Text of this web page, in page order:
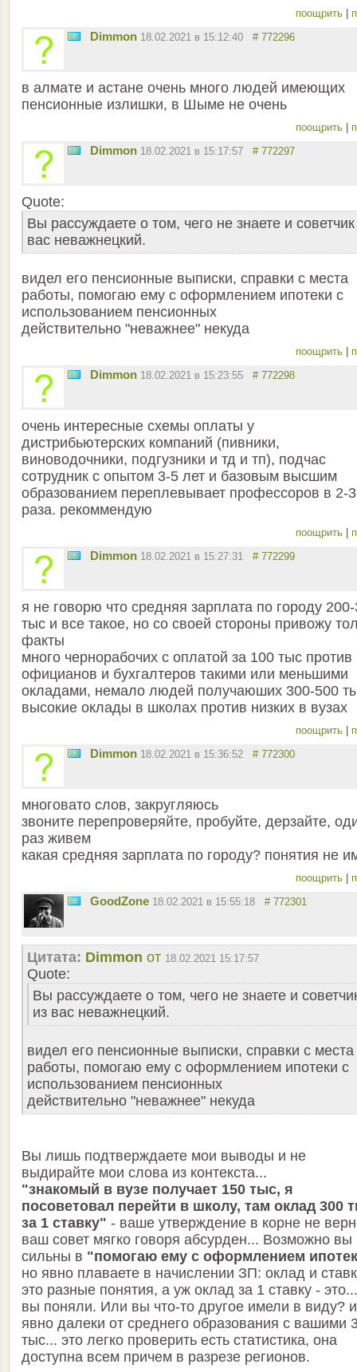
поощрить
Dimmon 18.02.2021 в 15:12:40 # 772296
в алмате и астане очень много людей имеющих
пенсионные излишки, в Шыме не очень
поощрить
Dimmon 18.02.2021 в 15:17:57 # 772297
Quote:
Вы рассуждаете о том, чего не знаете и советчик
вас неважнецкий.
видел его пенсионные выписки, справки с места
работы, помогаю ему с оформлением ипотеки с
использованием пенсионных
действительно "неважнее" некуда
поощрить
Dimmon 18.02.2021 в 15:23:55 # 772298
очень интересные схемы оплаты у
дистрибьютерских компаний (пивники,
виноводочники, подгузники и тд и тп), подчас
сотрудник с опытом 3-5 лет и базовым высшим
образованием переплевывает профессоров в 2-3
раза. рекоммендую
поощрить
Dimmon 18.02.2021 в 15:27:31 # 772299
я не говорю что средняя зарплата по городу
тыс и все такое, но со своей стороны привожу
факты
много чернорабочих с оплатой за 100 тыс против
официанов и бухгалтеров такими или меньшими
окладами, немало людей получаюших 300-500
высокие оклады в школах против низких в вузах
поощрить
Dimmon 18.02.2021 в 15:36:52 # 772300
многовато слов, закругляюсь
звоните перепроверяйте, пробуйте, дерзайте,
раз живем
какая средняя зарплата по городу? понятия не
поощрить
GoodZone 18.02.2021 в 15:55:18 # 772301
Цитата: Dimmon от 18.02.2021 15:17:57
Quote:
Вы рассуждаете о том, чего не знаете и
из вас неважнецкий.
видел его пенсионные выписки, справки с места
работы, помогаю ему с оформлением ипотеки с
использованием пенсионных
действительно "неважнее" некуда
Вы лишь подтверждаете мои выводы и не
выдирайте мои слова из контекста...
"знакомый в вузе получает 150 тыс, я
посоветовал перейти в школу, там оклад 300
за 1 ставку" - ваше утверждение в корне не
ваш совет мягко говоря абсурден... Возможно вы
сильны в "помогаю ему с оформлением
но явно плаваете в начислении ЗП: оклад и
это разные понятия, а уж оклад за 1 ставку -
вы поняли. Или вы что-то другое имели в виду?
явно далеки от среднего образования с вашими
тыс... это легко проверить есть статистика, она
доступна всем причем в разрезе регионов.